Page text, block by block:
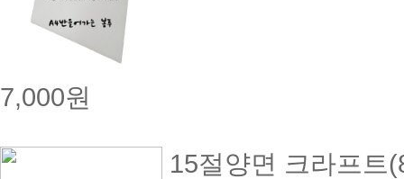
7,000원
15절양면 크라프트